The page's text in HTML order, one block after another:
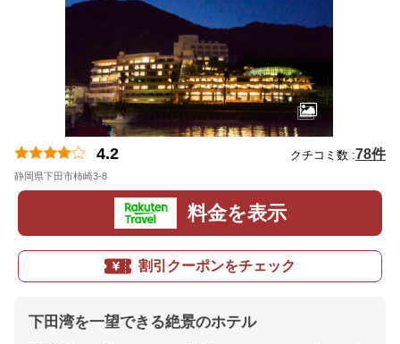
4.2 クチコミ数 :78件
静岡県下田市柿崎3-8
料金を表示
割引クーポンをチェック
下田湾を一望できる絶景のホテル